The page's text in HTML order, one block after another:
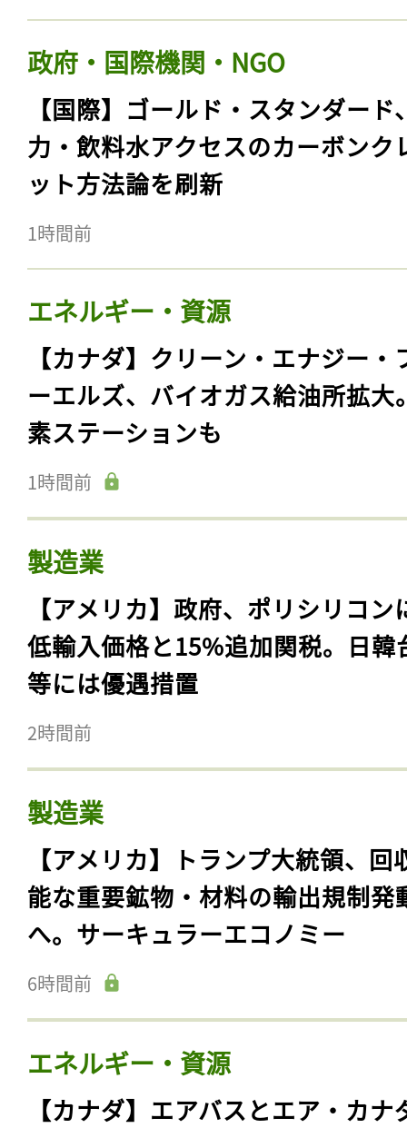
政府・国際機関・NGO
【国際】ゴールド・スタンダード
力・飲料水アクセスのカーボンク
ット方法論を刷新
1時間前
エネルギー・資源
【カナダ】クリーン・エナジー・
ーエルズ、バイオガス給油所拡大
素ステーションも
1時間前
製造業
【アメリカ】政府、ポリシリコン
低輸入価格と15%追加関税。日韓
等には優遇措置
2時間前
製造業
【アメリカ】トランプ大統領、回
能な重要鉱物・材料の輸出規制発
へ。サーキュラーエコノミー
6時間前
エネルギー・資源
【カナダ】エアバスとエア・カナ